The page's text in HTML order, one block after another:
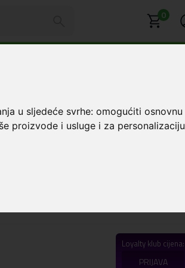
u sljedeće svrhe:omogućiti osnovnu
proizvode i usluge i za personalizaciju
0
Hibridna
Loyalty klub cijena:
PRIJAVA